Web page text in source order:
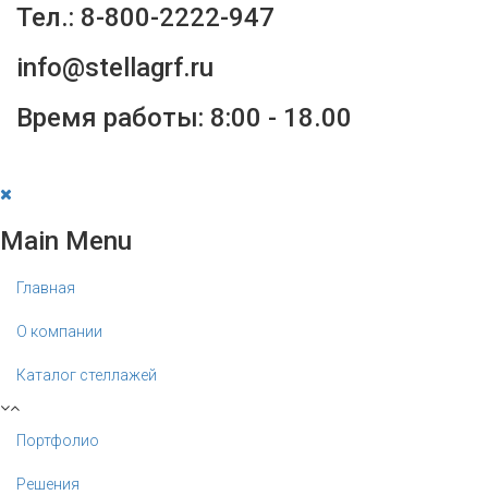
Тел.: 8-800-2222-947
info@stellagrf.ru
Время работы: 8:00 - 18.00
Main Menu
Главная
О компании
Каталог стеллажей
Портфолио
Решения